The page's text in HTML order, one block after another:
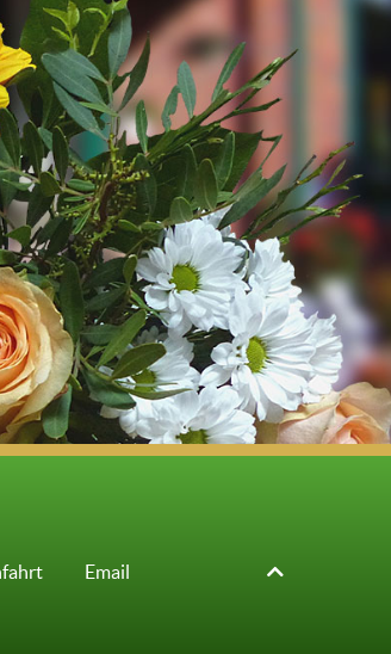
Email